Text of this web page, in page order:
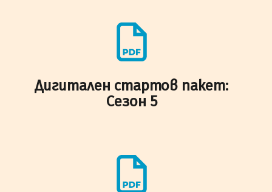
Дигитален стартов пакет:
Сезон 5